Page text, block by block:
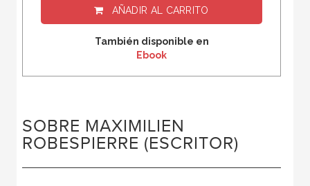
AÑADIR AL CARRITO
También disponible en
Ebook
SOBRE MAXIMILIEN
ROBESPIERRE (ESCRITOR)